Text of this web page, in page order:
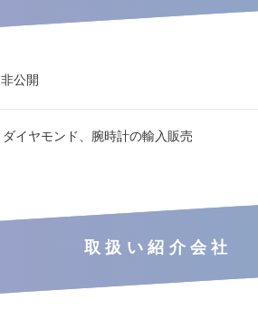
非公開
ダイヤモンド、腕時計の輸入販売
取扱い紹介会社